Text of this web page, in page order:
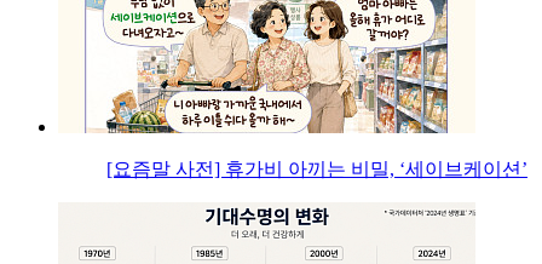
[요즘말 사전] 휴가비 아끼는 비밀, ‘세이브케이션’